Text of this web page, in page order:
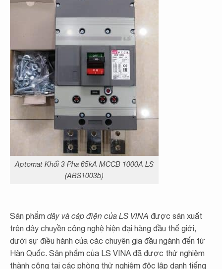
Aptomat Khối 3 Pha 65kA MCCB 1000A LS
(ABS1003b)
Sản phẩm dây và cáp điện của LS VINA được sản xuất
trên dây chuyền công nghệ hiện đại hàng đầu thế giới,
dưới sự điều hành của các chuyên gia đầu ngành đến từ
Hàn Quốc. Sản phẩm của LS VINA đã được thử nghiệm
thành công tại các phòng thử nghiệm độc lập danh tiếng